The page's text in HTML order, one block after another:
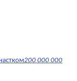
200 000 000